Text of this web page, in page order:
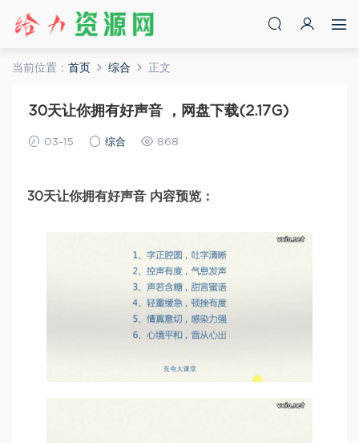
当前位置： 首页 综合 正文
30天让你拥有好声音 ，网盘下载(2.17G)
03-15 综合 868
30天让你拥有好声音 内容预览：